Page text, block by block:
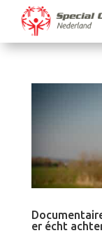
er écht